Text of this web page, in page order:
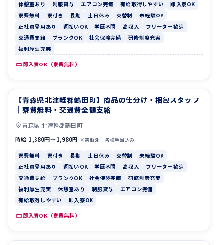
休憩室あり 制服貸与 エアコン完備 有給取得しやすい
即入寮OK
寮費無料
寮付き 長期 土日休み 交替制
未経験OK
正社員登用あり
週払いOK 学歴不問 高収入
フリーター歓迎
交通費支給
ブランクOK 社会保険完備
研修制度充実
福利厚生充実
即入寮OK（寮費無料）
寮費無料 寮付き
【青森県北津軽郡鶴田町】商品の仕分け・梱包スタッフ
｜寮費無料・交通費全額支給
青森県 北津軽郡鶴田町
時給 1,380円〜1,980円 ×実働8h＋各種手当込み
寮費無料 寮付き 長期 土日休み 交替制
未経験OK
正社員登用あり
週払いOK 学歴不問 高収入
フリーター歓迎
交通費支給
ブランクOK 社会保険完備
研修制度充実
福利厚生充実
休憩室あり 制服貸与
エアコン完備
有給取得しやすい
即入寮OK
即入寮OK（寮費無料）